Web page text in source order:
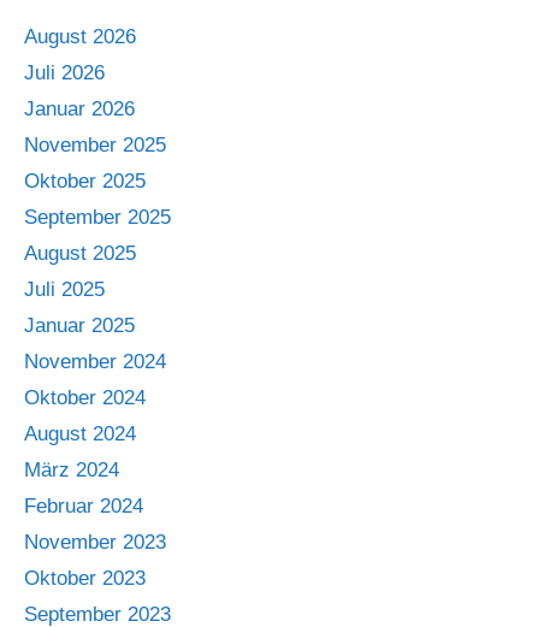
August 2026
Juli 2026
Januar 2026
November 2025
Oktober 2025
September 2025
August 2025
Juli 2025
Januar 2025
November 2024
Oktober 2024
August 2024
März 2024
Februar 2024
November 2023
Oktober 2023
September 2023